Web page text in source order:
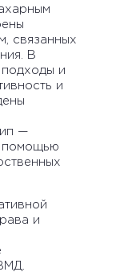
связанных
В
и
и
­—
помощью
и